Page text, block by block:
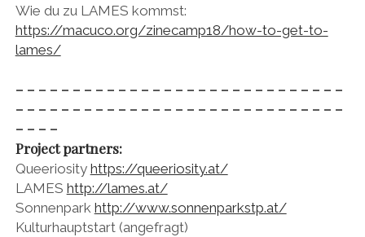
Wie du zu LAMES kommst:
https://macuco.org/zinecamp18/how-to-get-to-
lames/
– – – – – – – – – – – – – – – – – – – – – – – – – – – – –
– – – – – – – – – – – – – – – – – – – – – – – – – – – – –
– – – –
Project partners:
Queeriosity https://queeriosity.at/
LAMES http://lames.at/
Sonnenpark http://www.sonnenparkstp.at/
Kulturhauptstart (angefragt)